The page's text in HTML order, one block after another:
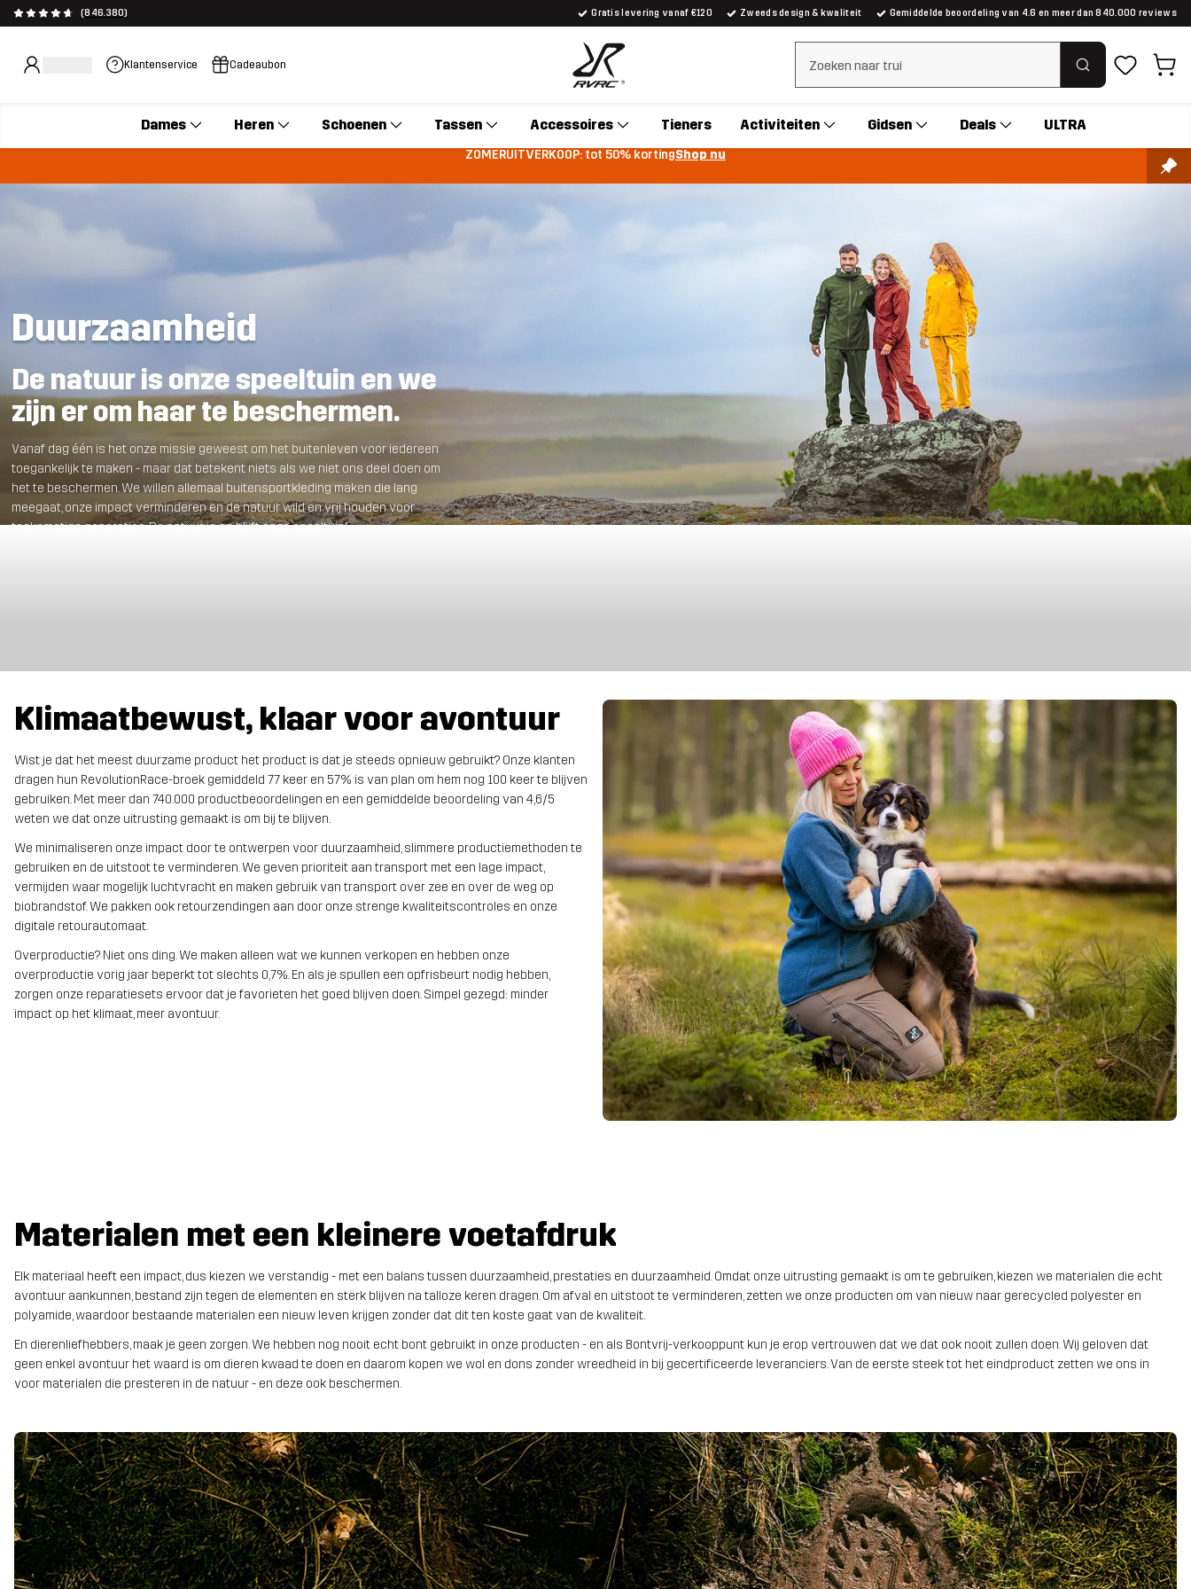
(846.380) Gratis levering vanaf €120 Zweeds design & kwaliteit Gemiddelde beoordeling van 4.6 en meer dan 840.000 reviews
Klantenservice Cadeaubon Zoeken wissen
Dames Heren Schoenen Tassen Accessoires Tieners Activiteiten Gidsen Deals ULTRA
ZOMERUITVERKOOP: tot 50% kortingShop nu
Duurzaamheid
De natuur is onze speeltuin en we
zijn er om haar te beschermen.
Vanaf dag één is het onze missie geweest om het buitenleven voor iedereen
toegankelijk te maken - maar dat betekent niets als we niet ons deel doen om
het te beschermen. We willen allemaal buitensportkleding maken die lang
meegaat, onze impact verminderen en de natuur wild en vrij houden voor
toekomstige generaties. De natuur is en blijft onze speeltuin!
Klimaatbewust, klaar voor avontuur
Wist je dat het meest duurzame product het product is dat je steeds opnieuw gebruikt? Onze klanten
dragen hun RevolutionRace-broek gemiddeld 77 keer en 57% is van plan om hem nog 100 keer te blijven
gebruiken. Met meer dan 740.000 productbeoordelingen en een gemiddelde beoordeling van 4,6/5
weten we dat onze uitrusting gemaakt is om bij te blijven.
We minimaliseren onze impact door te ontwerpen voor duurzaamheid, slimmere productiemethoden te
gebruiken en de uitstoot te verminderen. We geven prioriteit aan transport met een lage impact,
vermijden waar mogelijk luchtvracht en maken gebruik van transport over zee en over de weg op
biobrandstof. We pakken ook retourzendingen aan door onze strenge kwaliteitscontroles en onze
digitale retourautomaat.
Overproductie? Niet ons ding. We maken alleen wat we kunnen verkopen en hebben onze
overproductie vorig jaar beperkt tot slechts 0,7%. En als je spullen een opfrisbeurt nodig hebben,
zorgen onze reparatiesets ervoor dat je favorieten het goed blijven doen. Simpel gezegd: minder
impact op het klimaat, meer avontuur.
Materialen met een kleinere voetafdruk
Elk materiaal heeft een impact, dus kiezen we verstandig - met een balans tussen duurzaamheid, prestaties en duurzaamheid. Omdat onze uitrusting gemaakt is om te gebruiken, kiezen we materialen die echt
avontuur aankunnen, bestand zijn tegen de elementen en sterk blijven na talloze keren dragen. Om afval en uitstoot te verminderen, zetten we onze producten om van nieuw naar gerecycled polyester en
polyamide, waardoor bestaande materialen een nieuw leven krijgen zonder dat dit ten koste gaat van de kwaliteit.
En dierenliefhebbers, maak je geen zorgen. We hebben nog nooit echt bont gebruikt in onze producten - en als Bontvrij-verkooppunt kun je erop vertrouwen dat we dat ook nooit zullen doen. Wij geloven dat
geen enkel avontuur het waard is om dieren kwaad te doen en daarom kopen we wol en dons zonder wreedheid in bij gecertificeerde leveranciers. Van de eerste steek tot het eindproduct zetten we ons in
voor materialen die presteren in de natuur - en deze ook beschermen.